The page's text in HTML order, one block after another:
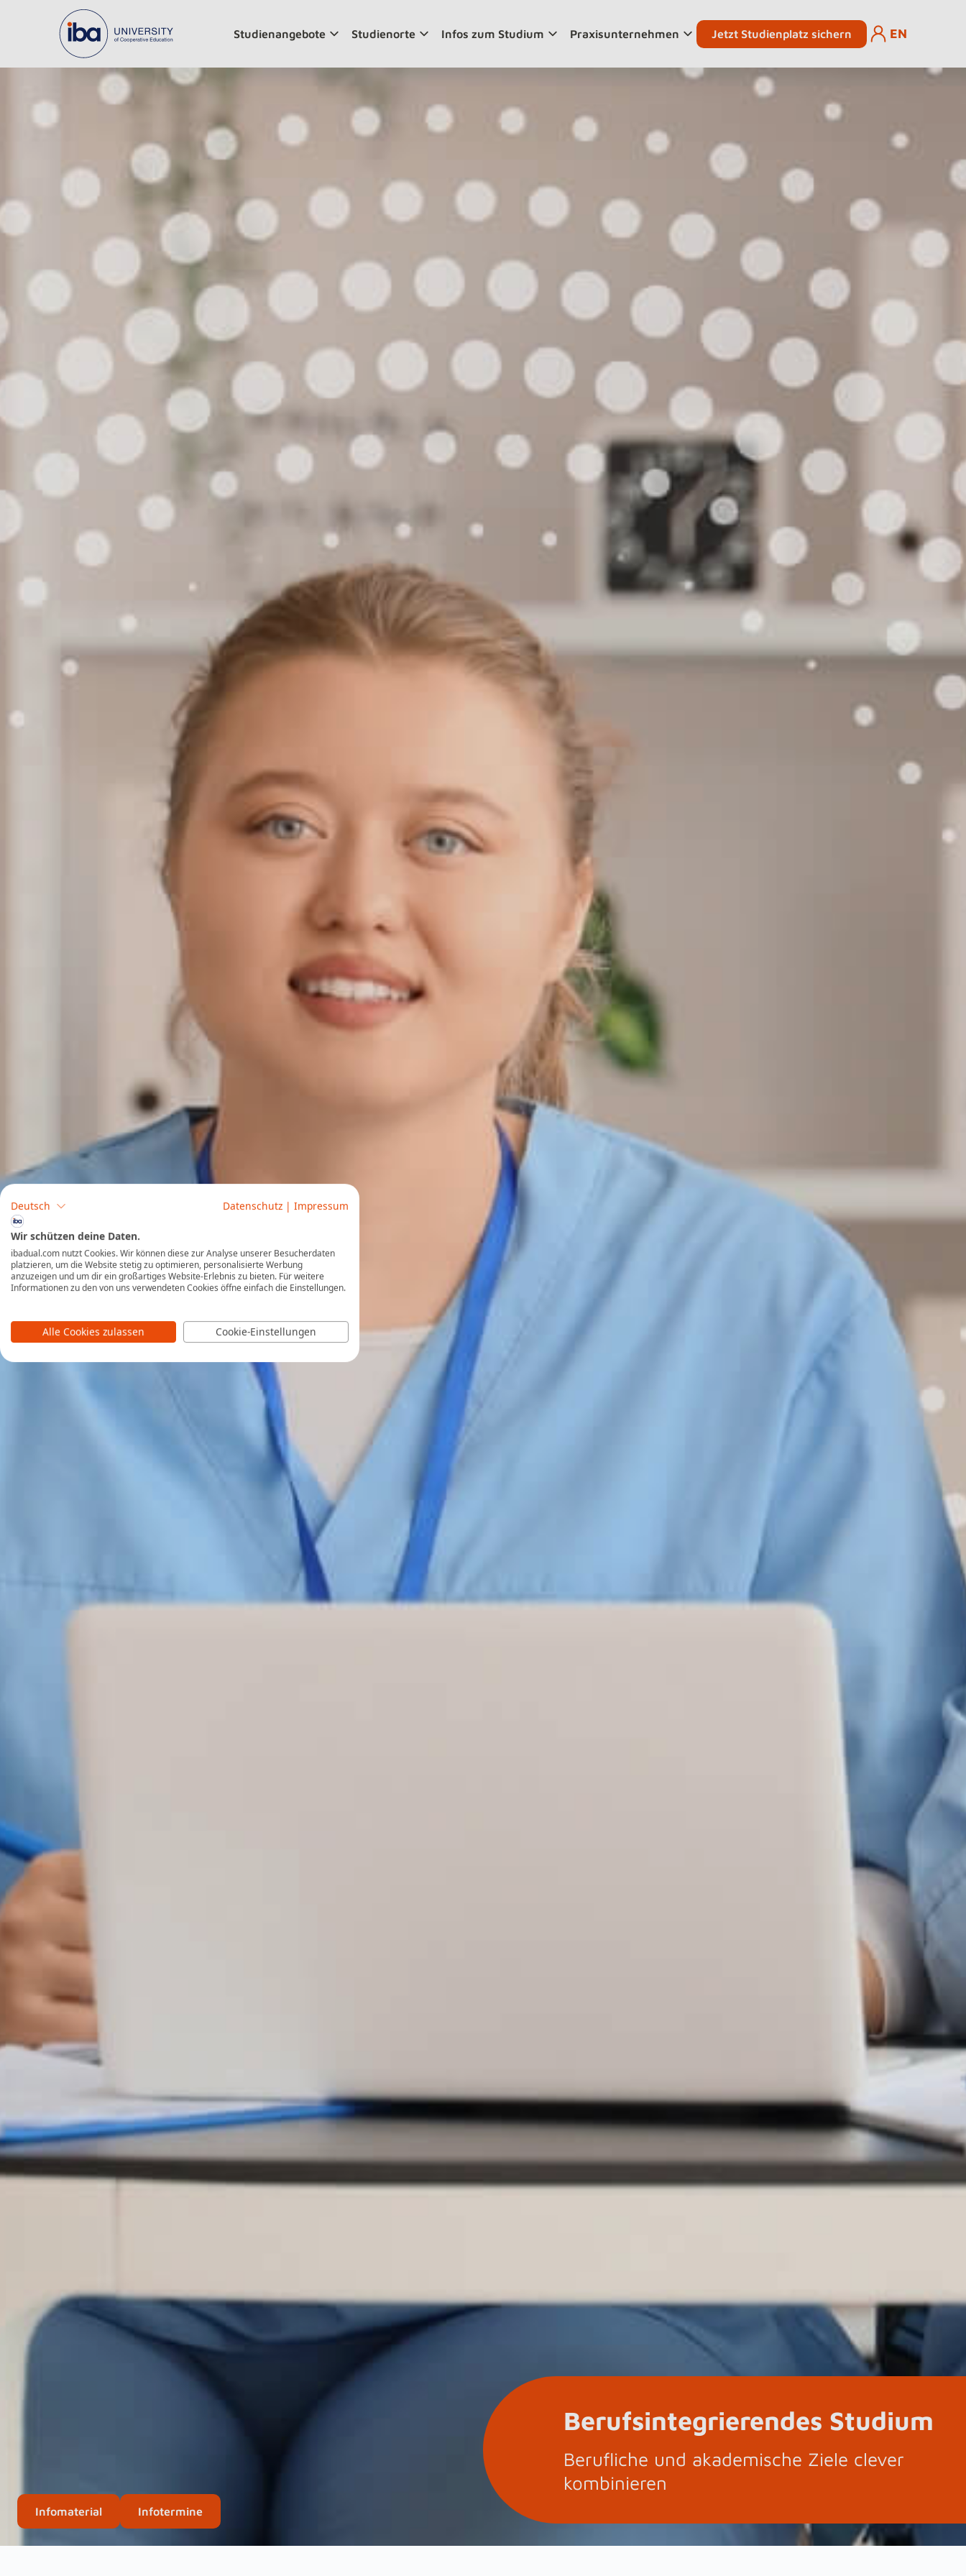
Infomaterial Infotermine
Studienangebote Studienorte Infos zum Studium Praxisunternehmen Jetzt Studienplatz sichern EN
Berufsintegrierendes Studium
Berufliche und akademische Ziele clever
kombinieren
Deutsch Datenschutz | Impressum
Wir schützen deine Daten.
ibadual.com nutzt Cookies. Wir können diese zur Analyse unserer Besucherdaten
platzieren, um die Website stetig zu optimieren, personalisierte Werbung
anzuzeigen und um dir ein großartiges Website-Erlebnis zu bieten. Für weitere
Informationen zu den von uns verwendeten Cookies öffne einfach die Einstellungen.
Alle Cookies zulassen Cookie-Einstellungen